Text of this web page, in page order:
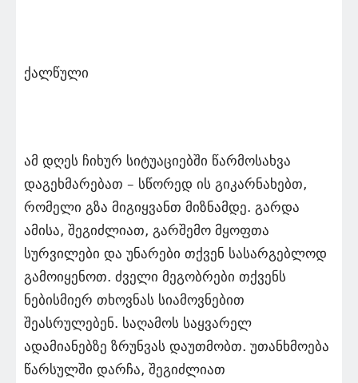
ქალწული
ამ დღეს ჩიხურ სიტუაციებში წარმოსახვა
დაგეხმარებათ – სწორედ ის გიკარნახებთ,
რომელი გზა მიგიყვანთ მიზნამდე. გარდა
ამისა, შეგიძლიათ, გარშემო მყოფთა
სურვილები და უნარები თქვენ სასარგებლოდ
გამოიყენოთ. ძველი მეგობრები თქვენს
ნებისმიერ თხოვნას სიამოვნებით
შეასრულებენ. საღამოს საყვარელ
ადამიანებზე ზრუნვას დაუთმობთ. უთანხმოება
წარსულში დარჩა, შეგიძლიათ